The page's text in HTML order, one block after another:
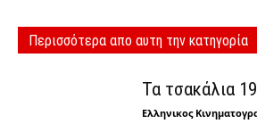
Περισσότερα απο αυτη την κατηγορία
Τα τσακάλια
Ελληνικος